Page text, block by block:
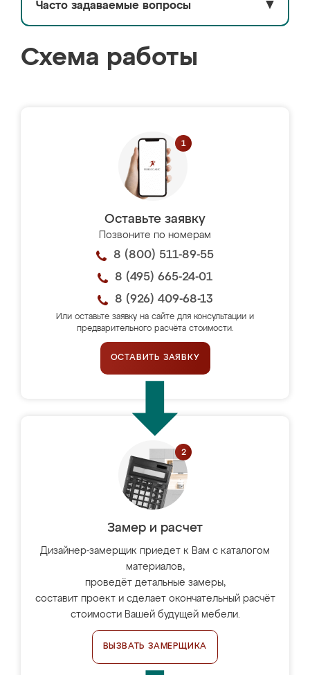
Часто задаваемые вопросы ▼
Схема работы
Оставьте заявку
Позвоните по номерам
8 (800) 511-89-55
8 (495) 665-24-01
8 (926) 409-68-13
Или оставьте заявку на сайте для консультации и
предварительного расчёта стоимости.
ОСТАВИТЬ ЗАЯВКУ
Замер и расчет
Дизайнер-замерщик приедет к Вам с каталогом
материалов,
проведёт детальные замеры,
составит проект и сделает окончательный расчёт
стоимости Вашей будущей мебели.
ВЫЗВАТЬ ЗАМЕРЩИКА